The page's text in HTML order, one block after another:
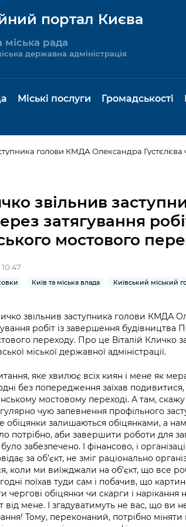
портал Києва
міська рада
державна адміністрація
рада
що
погодженні
Графік
Міські послуги
Пільги, субсидії та
соціальний захист
Освіта та навчальні
заклади
Дороги, транспорт та
парковки
Навколишнє
середовище міста
Громадськості
Місцеві
бюджет
голови КМДА Олександра
звільнив
затягування
мостового
Київ та міська влада
Київський міський
звільнив заступника голови КМДА
робіт із завершення будівництва
переходу. Про це Віталій Кличко
міської державної адміністрації.
яке хвилює всіх киян і мене як
без попередження заїхав подивитися,
мостовому переході. А там,
чую запевнення профільного
обіцянки залишаються обіцянками, а
потрібно, аби завершити роботи для
забезпечено. І фінансово, і
за об’єкт, не зміг раціонально
коли ми виїжджали на об’єкт, що все
поїхав туди сам і побачив, що
чергові обіцянки чи скарги і нарікання
мене. І згадуватимуть не вас, що ви
Тому, переконаний, потрібно